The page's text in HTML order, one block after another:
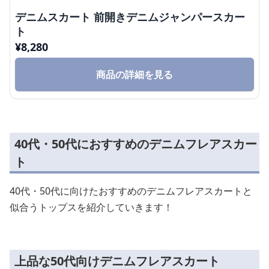
デニムスカート 前開きデニムジャンパースカー
ト
¥8,280
商品の詳細を見る
40代・50代におすすめのデニムフレアスカー
ト
40代・50代に向けたおすすめのデニムフレアスカートと
似合うトップスを紹介していきます！
上品な50代向けデニムフレアスカート